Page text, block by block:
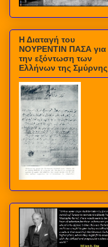
Η Διαταγή του
ΝΟΥΡΕΝΤΙΝ ΠΑΣΑ για
την εξόντωση των
Ελλήνων της Σμύρνης